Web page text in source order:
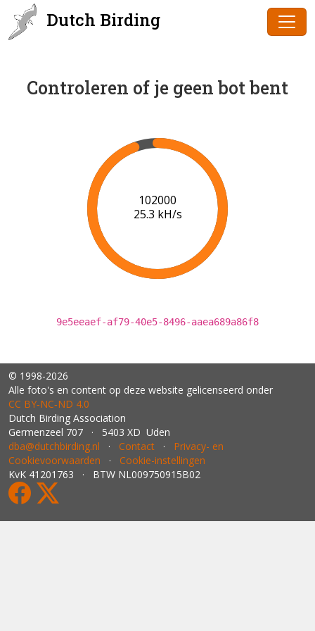
Dutch Birding
Controleren of je geen bot bent
102000
25.3 kH/s
9e5eeaef-af79-40e5-8496-aaea689a86f8
© 1998-2026
Alle foto's en content op deze website gelicenseerd onder
CC BY‑NC‑ND 4.0
Dutch Birding Association
Germenzeel 707 · 5403 XD Uden
dba@dutchbirding.nl · Contact · Privacy- en
Cookievoorwaarden · Cookie-instellingen
KvK 41201763 · BTW NL009750915B02